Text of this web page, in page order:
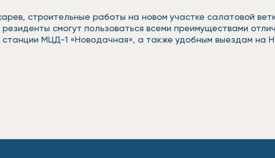
строительные работы на новом участке салатовой
смогут пользоваться всеми преимуществами
МЦД-1 «Новодачная», а также удобным выездам на